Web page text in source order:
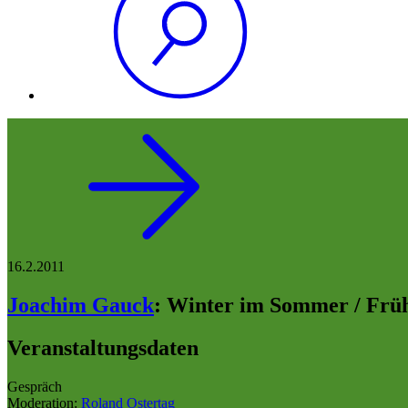
16.2.2011
Joachim Gauck: Winter im Sommer /
Veranstaltungsdaten
Gespräch
Moderation: Roland Ostertag